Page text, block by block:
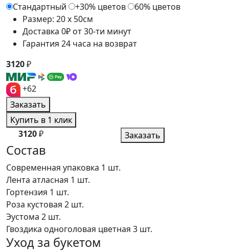
Стандартный
+30% цветов
60% цветов
Размер: 20 x 50см
Доставка 0₽ от 30-ти минут
Гарантия 24 часа на возврат
3120₽
+62
Заказать
Купить в 1 клик
3120₽ Заказать
Состав
Современная упаковка 1 шт.
Лента атласная 1 шт.
Гортензия 1 шт.
Роза кустовая 2 шт.
Эустома 2 шт.
Гвоздика одноголовая цветная 3 шт.
Уход за букетом